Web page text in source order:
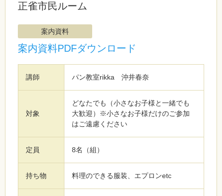
正雀市民ルーム
案内資料
案内資料PDFダウンロード
講師 パン教室rikka 沖井春奈
対象
どなたでも（小さなお子様と一緒でも
大歓迎）※小さなお子様だけのご参加
はご遠慮ください
定員 8名（組）
持ち物 料理のできる服装、エプロンetc